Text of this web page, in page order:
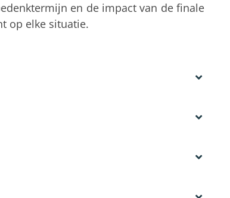
en de impact van de finale
op elke situatie.